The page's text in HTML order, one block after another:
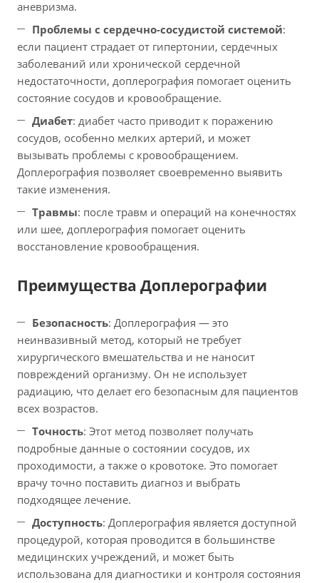
аневризма.
Проблемы с сердечно-сосудистой системой:
если пациент страдает от гипертонии, сердечных
заболеваний или хронической сердечной
недостаточности, доплерография помогает оценить
состояние сосудов и кровообращение.
Диабет: диабет часто приводит к поражению
сосудов, особенно мелких артерий, и может
вызывать проблемы с кровообращением.
Доплерография позволяет своевременно выявить
такие изменения.
Травмы: после травм и операций на конечностях
или шее, доплерография помогает оценить
восстановление кровообращения.
Преимущества Доплерографии
Безопасность: Доплерография — это
неинвазивный метод, который не требует
хирургического вмешательства и не наносит
повреждений организму. Он не использует
радиацию, что делает его безопасным для пациентов
всех возрастов.
Точность: Этот метод позволяет получать
подробные данные о состоянии сосудов, их
проходимости, а также о кровотоке. Это помогает
врачу точно поставить диагноз и выбрать
подходящее лечение.
Доступность: Доплерография является доступной
процедурой, которая проводится в большинстве
медицинских учреждений, и может быть
использована для диагностики и контроля состояния